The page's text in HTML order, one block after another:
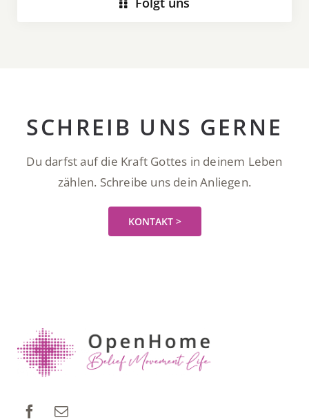
SCHREIB UNS GERNE
Du darfst auf die Kraft Gottes in deinem Leben
zählen. Schreibe uns dein Anliegen.
KONTAKT >